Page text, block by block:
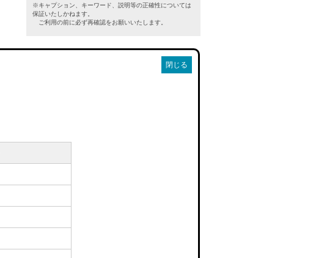
※キャプション、キーワード、説明等の正確性については
保証いたしかねます。
ご利用の前に必ず再確認をお願いいたします。
閉じる